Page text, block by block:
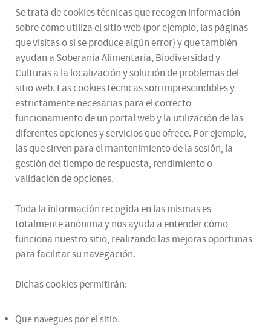
Se trata de cookies técnicas que recogen información
sobre cómo utiliza el sitio web (por ejemplo, las páginas
que visitas o si se produce algún error) y que también
ayudan a Soberanía Alimentaria, Biodiversidad y
Culturas a la localización y solución de problemas del
sitio web. Las cookies técnicas son imprescindibles y
estrictamente necesarias para el correcto
funcionamiento de un portal web y la utilización de las
diferentes opciones y servicios que ofrece. Por ejemplo,
las que sirven para el mantenimiento de la sesión, la
gestión del tiempo de respuesta, rendimiento o
validación de opciones.
Toda la información recogida en las mismas es
totalmente anónima y nos ayuda a entender cómo
funciona nuestro sitio, realizando las mejoras oportunas
para facilitar su navegación.
Dichas cookies permitirán:
Que navegues por el sitio.